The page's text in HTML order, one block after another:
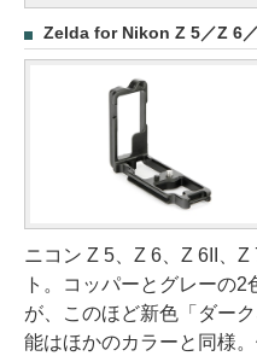
Zelda for Nikon Z 5／Z 6
ニコン Z 5、Z 6、Z 6II、
ト。コッパーとグレーの
が、このほど新色「ダー
能はほかのカラーと同様